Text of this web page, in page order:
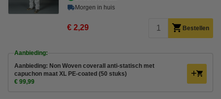
Morgen in huis
€ 2,29 Bestellen
Aanbieding:
Aanbieding: Non Woven coverall anti-statisch met
capuchon maat XL PE-coated (50 stuks)
€ 99,99